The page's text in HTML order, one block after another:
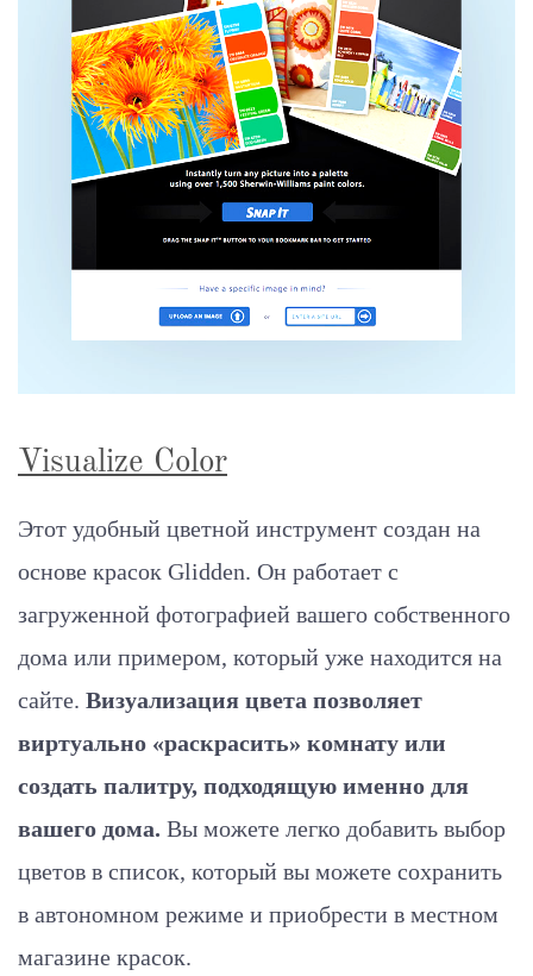
Visualize Color
Этот удобный цветной инструмент создан на
основе красок Glidden. Он работает с
загруженной фотографией вашего собственного
дома или примером, который уже находится на
сайте. Визуализация цвета позволяет
виртуально «раскрасить» комнату или
создать палитру, подходящую именно для
вашего дома. Вы можете легко добавить выбор
цветов в список, который вы можете сохранить
в автономном режиме и приобрести в местном
магазине красок.